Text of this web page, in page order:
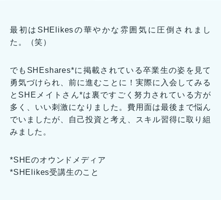
最初はSHElikesの華やかな雰囲気に圧倒されまし
た。（笑）
でもSHEshares*に掲載されている卒業生の姿を見て
勇気づけられ、前に進むことに！実際に入会してみる
とSHEメイトさん*は裏ですごく努力されている方が
多く、いい刺激になりました。費用面は最後まで悩ん
でいましたが、自己投資と考え、スキル習得に取り組
みました。
*SHEのオウンドメディア
*SHElikes受講生のこと